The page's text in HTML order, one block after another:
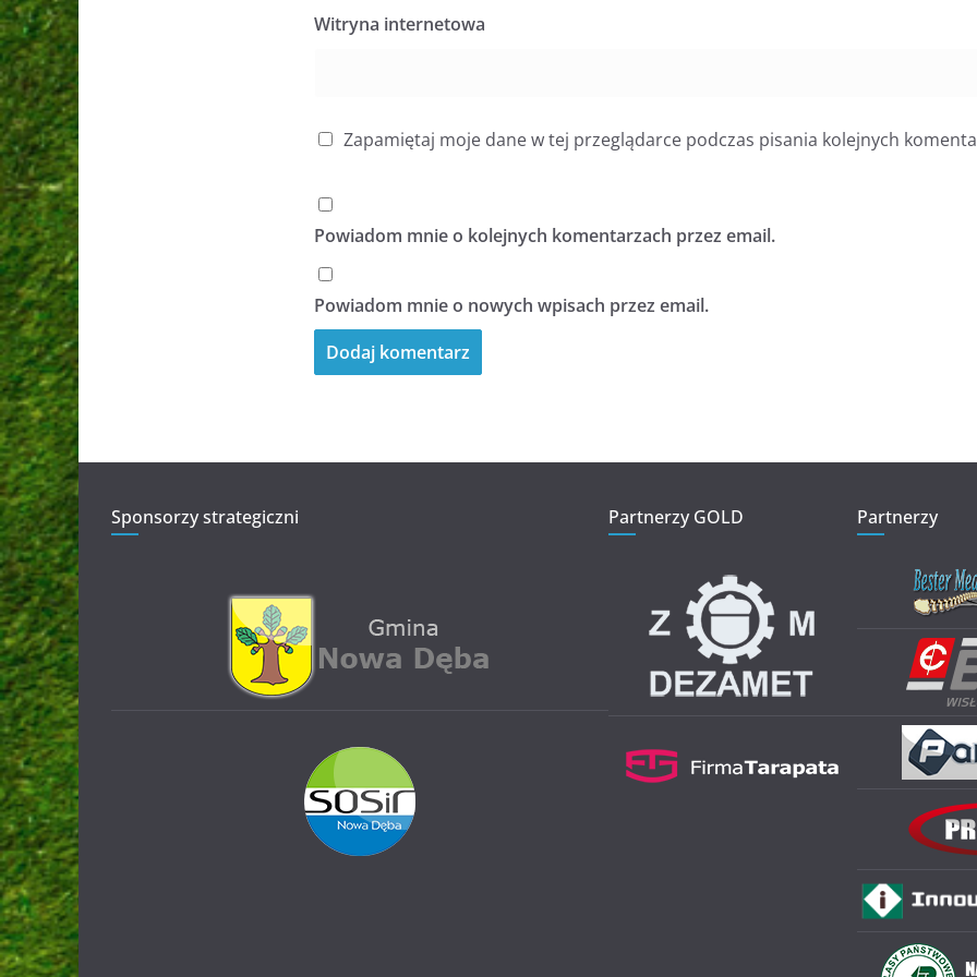
Witryna internetowa
Zapamiętaj moje dane w tej przeglądarce podczas pisania kolejnych
Powiadom mnie o kolejnych komentarzach przez email.
Powiadom mnie o nowych wpisach przez email.
Sponsorzy strategiczni Partnerzy GOLD Partnerzy